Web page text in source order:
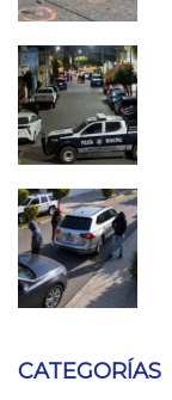
CATEGORÍAS